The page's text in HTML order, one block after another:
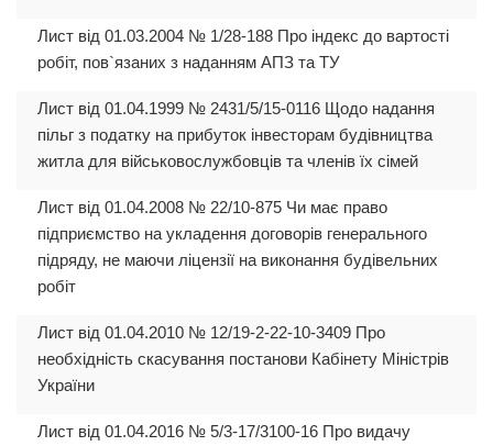
Лист від 01.03.2004 № 1/28-188 Про індекс до вартості
робіт, пов`язаних з наданням АПЗ та ТУ
Лист від 01.04.1999 № 2431/5/15-0116 Щодо надання
пільг з податку на прибуток інвесторам будівництва
житла для військовослужбовців та членів їх сімей
Лист від 01.04.2008 № 22/10-875 Чи має право
підприємство на укладення договорів генерального
підряду, не маючи ліцензії на виконання будівельних
робіт
Лист від 01.04.2010 № 12/19-2-22-10-3409 Про
необхідність скасування постанови Кабінету Міністрів
України
Лист від 01.04.2016 № 5/3-17/3100-16 Про видачу